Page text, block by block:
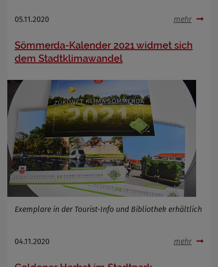
05.11.2020 mehr
Sömmerda-Kalender 2021 widmet sich
dem Stadtklimawandel
Exemplare in der Tourist-Info und Bibliothek erhältlich
04.11.2020 mehr